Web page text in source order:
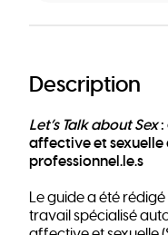
Description
Let’s Talk about Sex:
affective et sexuelle
professionnel.le.s
Le guide a été
travail spécialisé